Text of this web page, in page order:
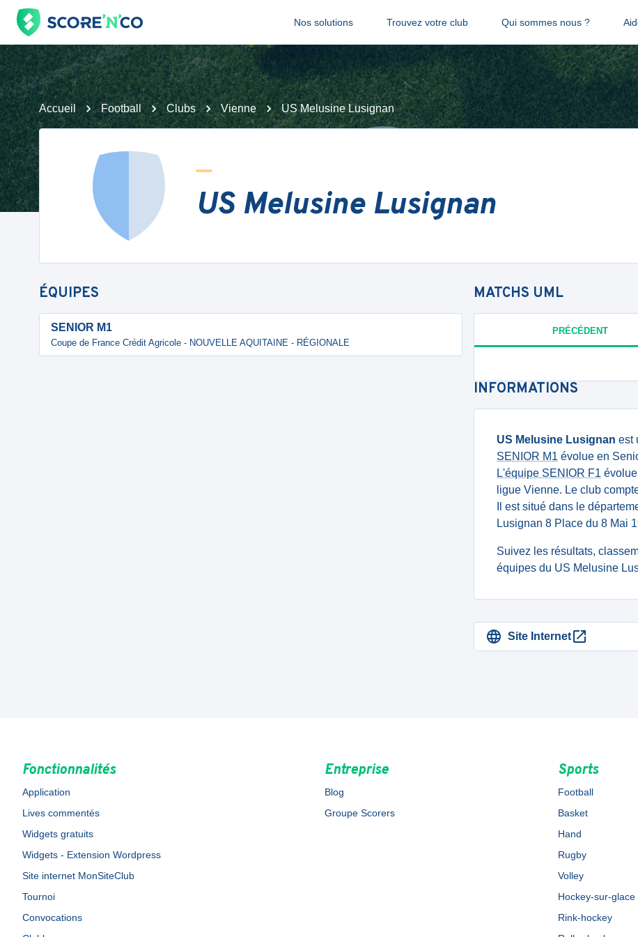
Nos solutions Trouvez votre club Qui sommes nous ?
Accueil Football Clubs Vienne US Melusine Lusignan
US Melusine Lusignan
ÉQUIPES
SENIOR M1
Coupe de France Crédit Agricole - NOUVELLE AQUITAINE - RÉGIONALE
MATCHS UML
PRÉCÉDENT
INFORMATIONS
US Melusine Lusignan est
SENIOR M1 évolue en
L'équipe SENIOR F1
ligue Vienne. Le club
Il est situé dans le
Lusignan 8 Place du 8 Mai
Suivez les résultats,
équipes du US Melusine
Site Internet
Fonctionnalités
Application
Lives commentés
Widgets gratuits
Widgets - Extension Wordpress
Site internet MonSiteClub
Tournoi
Convocations
Entreprise
Blog
Groupe Scorers
Sports
Football
Basket
Hand
Rugby
Volley
Hockey-sur-glace
Rink-hockey